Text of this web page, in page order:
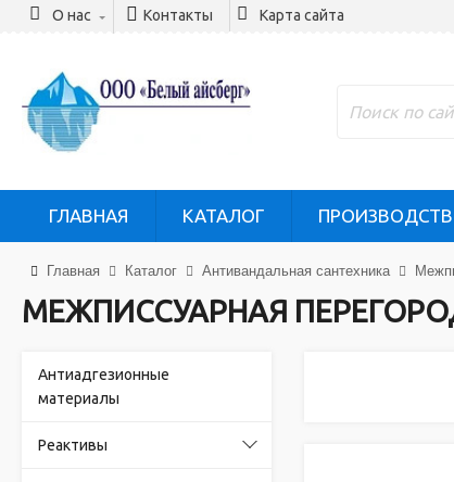
О нас Контакты Карта сайта
ГЛАВНАЯ КАТАЛОГ
Главная Каталог Антивандальная сантехника
МЕЖПИССУАРНАЯ
Антиадгезионные
материалы
Реактивы